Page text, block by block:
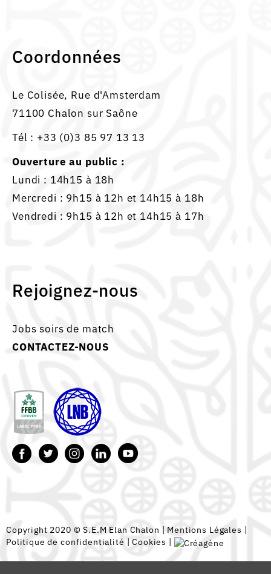
Coordonnées
Le Colisée, Rue d'Amsterdam
71100 Chalon sur Saône
Tél : +33 (0)3 85 97 13 13
Ouverture au public :
Lundi : 14h15 à 18h
Mercredi : 9h15 à 12h et 14h15 à 18h
Vendredi : 9h15 à 12h et 14h15 à 17h
Rejoignez-nous
Jobs soirs de match
CONTACTEZ-NOUS
Copyright 2020 © S.E.M Elan Chalon | Mentions Légales |
Politique de confidentialité |Cookies |